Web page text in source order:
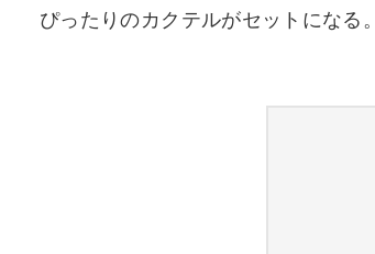
ぴったりのカクテルがセットになる。